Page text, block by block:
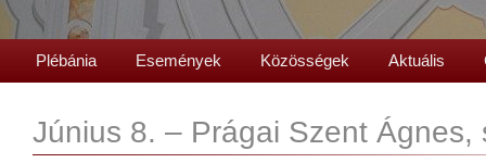
Plébánia Események Közösségek Aktuális
Június 8. – Prágai Szent Ágnes,